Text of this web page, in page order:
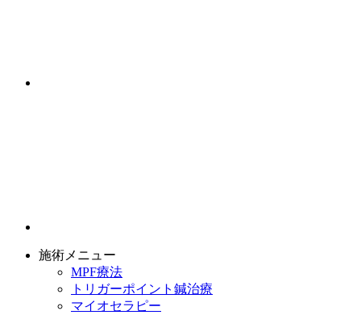
施術メニュー
MPF療法
トリガーポイント鍼治療
マイオセラピー